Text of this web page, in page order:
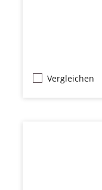
Vergleichen